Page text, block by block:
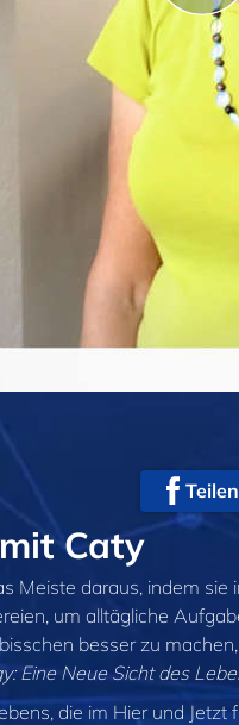
Teilen
Caty
Meiste daraus, indem sie
um alltägliche
besser zu
Eine Neue Sicht des
die im Hier und Jetzt